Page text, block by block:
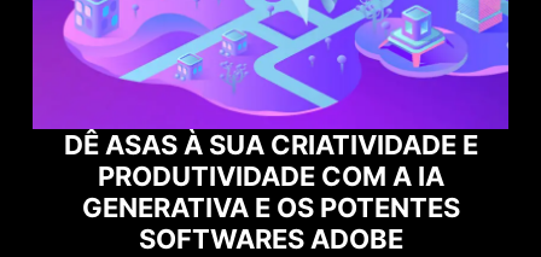
À SUA CRIATIVIDADE E
COM A IA
E OS POTENTES
ADOBE
COM O